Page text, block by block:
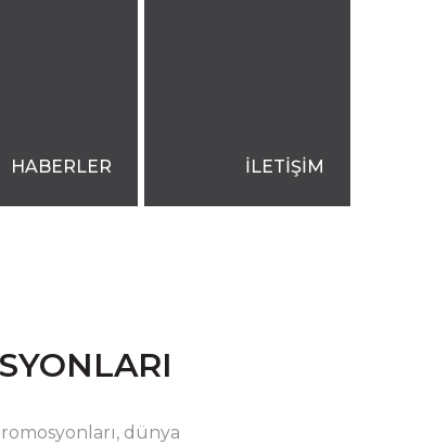
HABERLER İLETİŞİM
dünya